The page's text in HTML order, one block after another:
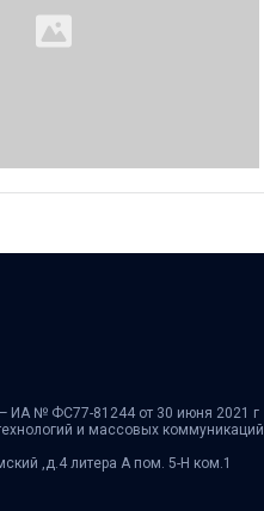
ИА № ФС77-81244 от 30 июня 2021 г
и массовых коммуникаций
,д.4 литера А пом. 5-Н ком.1